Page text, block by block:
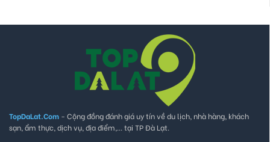
TopDaLat.Com - Cộng đồng đánh giá uy tín về du lịch, nhà hàng, khách
sạn, ẩm thực, dịch vụ, địa điểm,... tại TP Đà Lạt.